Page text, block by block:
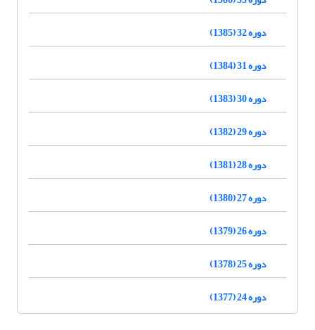
دوره 32 (1385)
دوره 31 (1384)
دوره 30 (1383)
دوره 29 (1382)
دوره 28 (1381)
دوره 27 (1380)
دوره 26 (1379)
دوره 25 (1378)
دوره 24 (1377)